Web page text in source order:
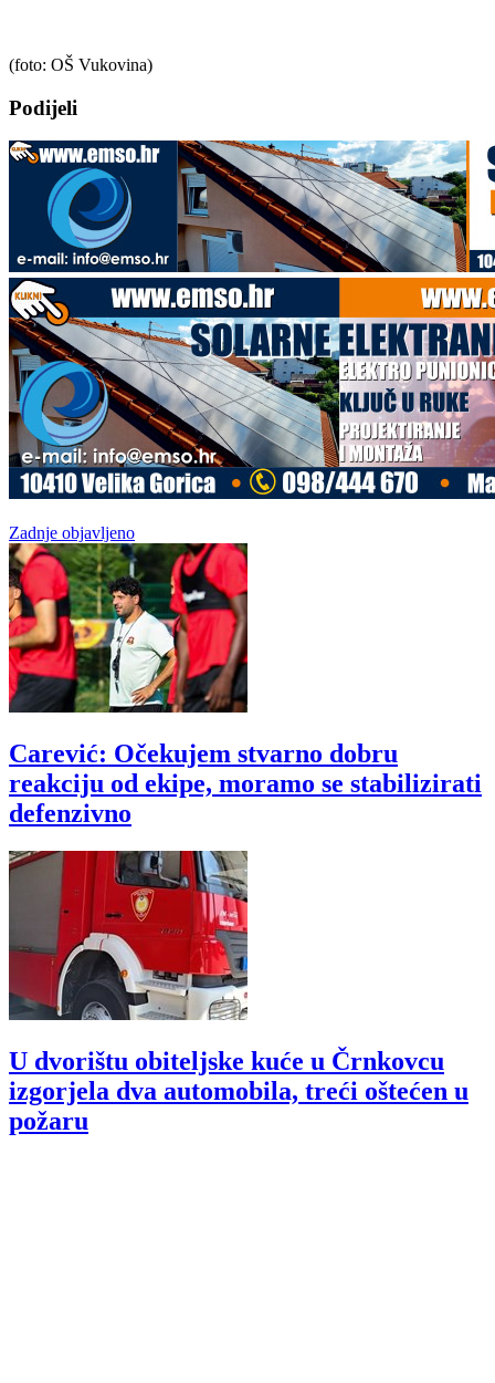
(foto: OŠ Vukovina)
Podijeli
Zadnje objavljeno
Carević: Očekujem stvarno dobru
reakciju od ekipe, moramo se stabilizirati
defenzivno
U dvorištu obiteljske kuće u Črnkovcu
izgorjela dva automobila, treći oštećen u
požaru